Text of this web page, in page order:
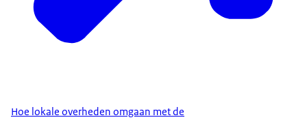
Hoe lokale overheden omgaan met de